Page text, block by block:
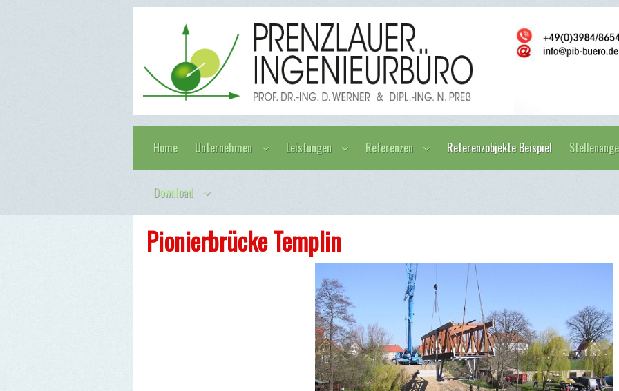
Home Unternehmen Leistungen Referenzen Referenzobjekte Beispiel
Download
Pionierbrücke Templin